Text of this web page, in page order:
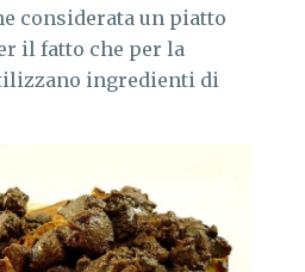
considerata un piatto
il fatto che per la
ingredienti di